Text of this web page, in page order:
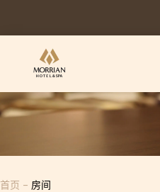
首页 – 房间